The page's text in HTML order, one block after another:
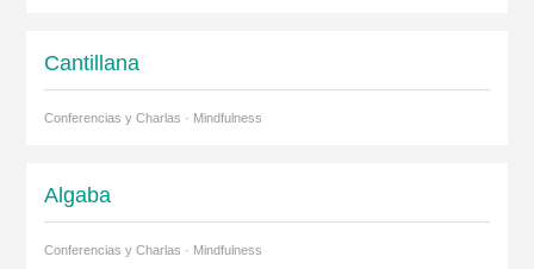
Cantillana
Conferencias y Charlas · Mindfulness
Algaba
Conferencias y Charlas · Mindfulness